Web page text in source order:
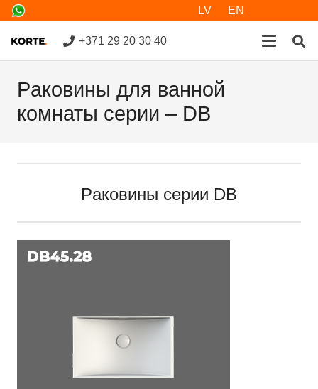
LV EN
+371 29 20 30 40
Pаковины для ванной
комнаты серии – DB
Pаковины серии DB